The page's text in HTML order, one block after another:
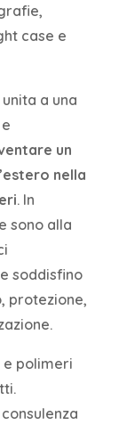
case e
a una
un
nella
. In
sono alla
soddisfino
protezione,
polimeri